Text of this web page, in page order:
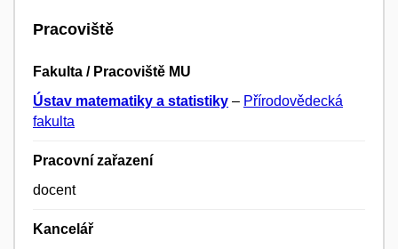
Pracoviště
Fakulta / Pracoviště MU
Ústav matematiky a statistiky – Přírodovědecká
fakulta
Pracovní zařazení
docent
Kancelář